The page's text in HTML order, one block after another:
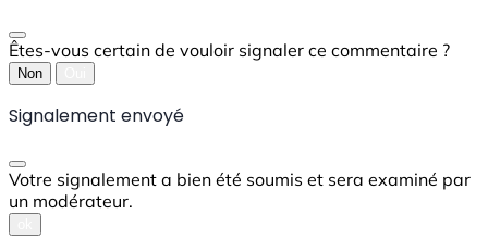
Êtes-vous certain de vouloir signaler ce commentaire ?
Non
Signalement envoyé
Votre signalement a bien été soumis et sera examiné par
un modérateur.